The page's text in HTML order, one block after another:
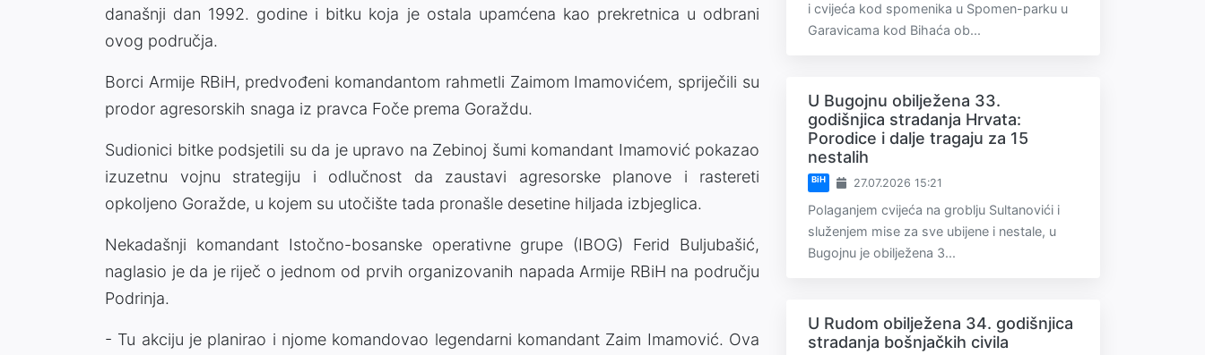
današnji dan 1992. godine i bitku koja je ostala upamćena kao prekretnica u odbrani
ovog područja.
Borci Armije RBiH, predvođeni komandantom rahmetli Zaimom Imamovićem, spriječili su
prodor agresorskih snaga iz pravca Foče prema Goraždu.
Sudionici bitke podsjetili su da je upravo na Zebinoj šumi komandant Imamović pokazao
izuzetnu vojnu strategiju i odlučnost da zaustavi agresorske planove i rastereti
opkoljeno Goražde, u kojem su utočište tada pronašle desetine hiljada izbjeglica.
Nekadašnji komandant Istočno-bosanske operativne grupe (IBOG) Ferid Buljubašić,
naglasio je da je riječ o jednom od prvih organizovanih napada Armije RBiH na području
Podrinja.
- Tu akciju je planirao i njome komandovao legendarni komandant Zaim Imamović. Ova
i cvijeća kod spomenika u Spomen-parku u
Garavicama kod Bihaća ob...
U Bugojnu obilježena 33.
godišnjica stradanja Hrvata:
Porodice i dalje tragaju za 15
nestalih
BiH 27.07.2026 15:21
Polaganjem cvijeća na groblju Sultanovići i
služenjem mise za sve ubijene i nestale, u
Bugojnu je obilježena 3...
U Rudom obilježena 34. godišnjica
stradanja bošnjačkih civila